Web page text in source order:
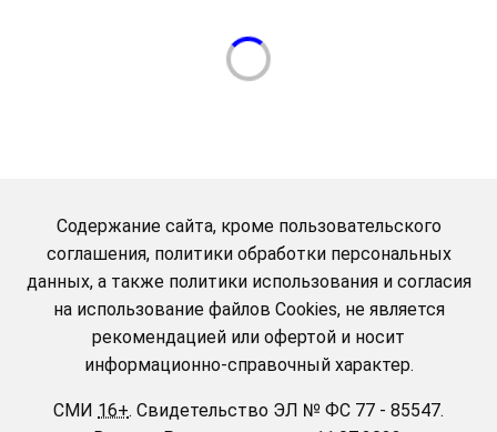
Содержание сайта, кроме пользовательского
соглашения, политики обработки персональных
данных, а также политики использования и согласия
на использование файлов Cookies, не является
рекомендацией или офертой и носит
информационно-справочный характер.
СМИ 16+. Свидетельство ЭЛ № ФС 77 - 85547.